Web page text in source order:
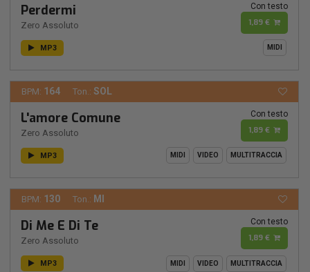
Perdermi
Zero Assoluto
Con testo
1,89 €
MP3 MIDI
BPM: 164 Ton.: SOL
L'amore Comune
Zero Assoluto
Con testo
1,89 €
MP3 MIDI VIDEO MULTITRACCIA
BPM: 130 Ton.: MI
Di Me E Di Te
Zero Assoluto
Con testo
1,89 €
MP3 MIDI VIDEO MULTITRACCIA